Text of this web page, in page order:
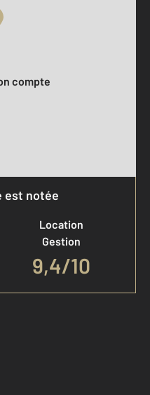
compte
est notée
Location
Gestion
9,4/10